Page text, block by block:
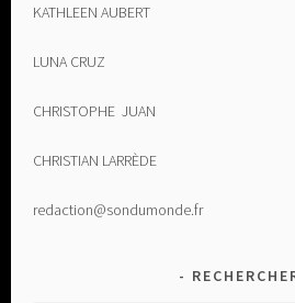
KATHLEEN AUBERT
LUNA CRUZ
CHRISTOPHE JUAN
CHRISTIAN LARRÈDE
redaction@sondumonde.fr